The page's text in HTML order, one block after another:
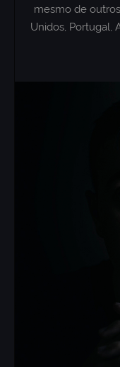
mesmo de
Unidos, Portugal,